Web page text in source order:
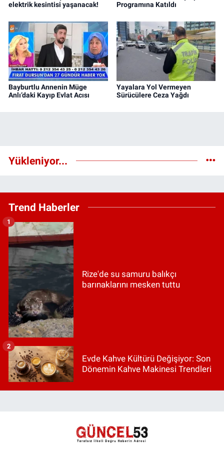
elektrik kesintisi yaşanacak!
Programına Katıldı
Bayburtlu Annenin Müge
Anlı’daki Kayıp Evlat Acısı
Yayalara Yol Vermeyen
Sürücülere Ceza Yağdı
Yükleniyor...
Trend Haberler
Rize'de su samuru balıkçı
barınaklarını mesken tuttu
1
Evde Kahve Kültürü Değişiyor: Son
Dönemin Kahve Makinesi Trendleri
2